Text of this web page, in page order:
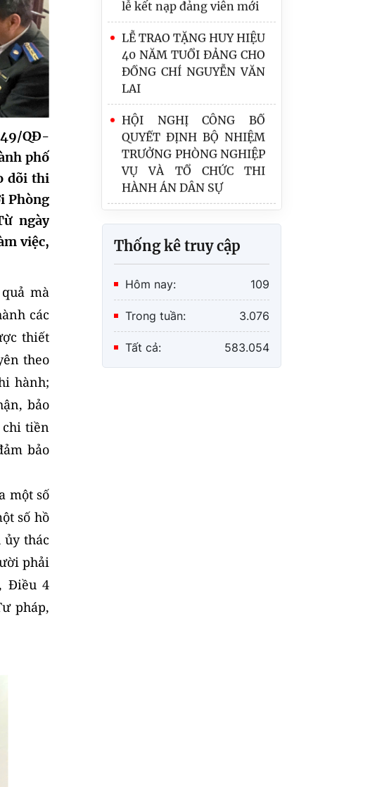
QĐ-
phố
dõi thi
Phòng
ngày
việc,
mà
các
thiết
theo
hành;
bảo
chi tiền
bảo
một số
số hồ
thác
phải
Điều 4
pháp,
chính 6 tháng đầu năm
2026
Thông báo số 668/TB-
THADS ngày 28/4/2026
của Thi hành án dân sự
thành phố Hải Phòng về
việc lựa chọn tổ chức bán
đấu giá tài sản thi hành
án
LỄ TRAO TẶNG HUY HIỆU
40 NĂM TUỔI ĐẢNG CHO
ĐỒNG CHÍ NGUYỄN VĂN
LAI
QUYẾT ĐỊNH BỘ NHIỆM
TRƯỞNG PHÒNG NGHIỆP
VỤ VÀ TỔ CHỨC THI
HÀNH ÁN DÂN SỰ
Thống kê truy cập
Hôm nay: 109
Trong tuần: 3.076
Tất cả: 583.054